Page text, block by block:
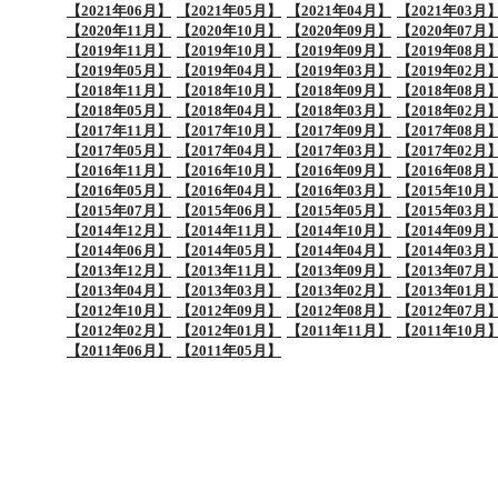
【2021年06月】
【2021年05月】 【2021年04月】
【2021年03月
【2020年11月】
【2020年10月】 【2020年09月】
【2020年07月
【2019年11月】
【2019年10月】 【2019年09月】
【2019年08月
【2019年05月】
【2019年04月】 【2019年03月】
【2019年02月
【2018年11月】
【2018年10月】 【2018年09月】
【2018年08月
【2018年05月】
【2018年04月】 【2018年03月】
【2018年02月
【2017年11月】
【2017年10月】 【2017年09月】
【2017年08月
【2017年05月】
【2017年04月】 【2017年03月】
【2017年02月
【2016年11月】
【2016年10月】 【2016年09月】
【2016年08月
【2016年05月】
【2016年04月】 【2016年03月】
【2015年10月
【2015年07月】
【2015年06月】 【2015年05月】
【2015年03月
【2014年12月】
【2014年11月】 【2014年10月】
【2014年09月
【2014年06月】
【2014年05月】 【2014年04月】
【2014年03月
【2013年12月】
【2013年11月】 【2013年09月】
【2013年07月
【2013年04月】
【2013年03月】 【2013年02月】
【2013年01月
【2012年10月】
【2012年09月】 【2012年08月】
【2012年07月
【2012年02月】
【2012年01月】 【2011年11月】
【2011年10月
【2011年06月】
【2011年05月】